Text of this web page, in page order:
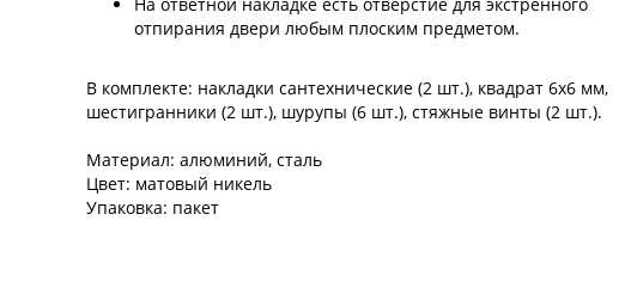
На ответной накладке есть отверстие для экстренного
отпирания двери любым плоским предметом.
В комплекте: накладки сантехнические (2 шт.), квадрат 6x6 мм,
шестигранники (2 шт.), шурупы (6 шт.), стяжные винты (2 шт.).
Материал: алюминий, сталь
Цвет: матовый никель
Упаковка: пакет